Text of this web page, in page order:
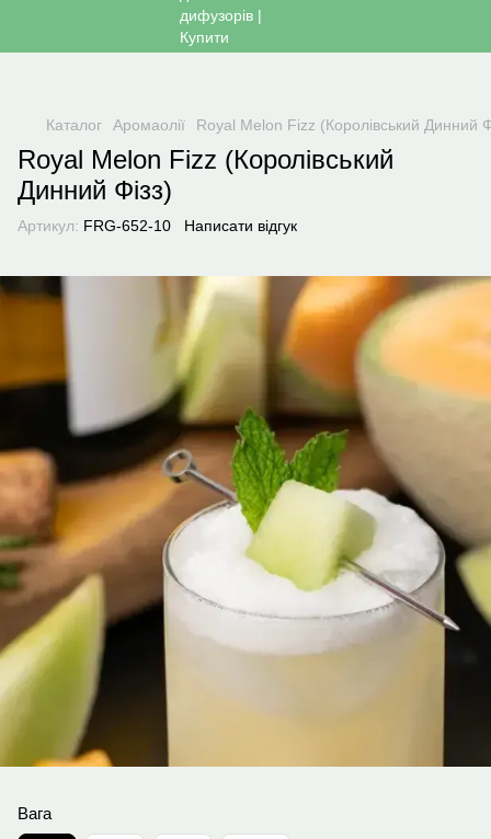
Каталог Аромаолії Royal Melon Fizz (Королівський Динний
Royal Melon Fizz (Королівський
Динний Фізз)
Артикул: FRG-652-10 Написати відгук
Вага